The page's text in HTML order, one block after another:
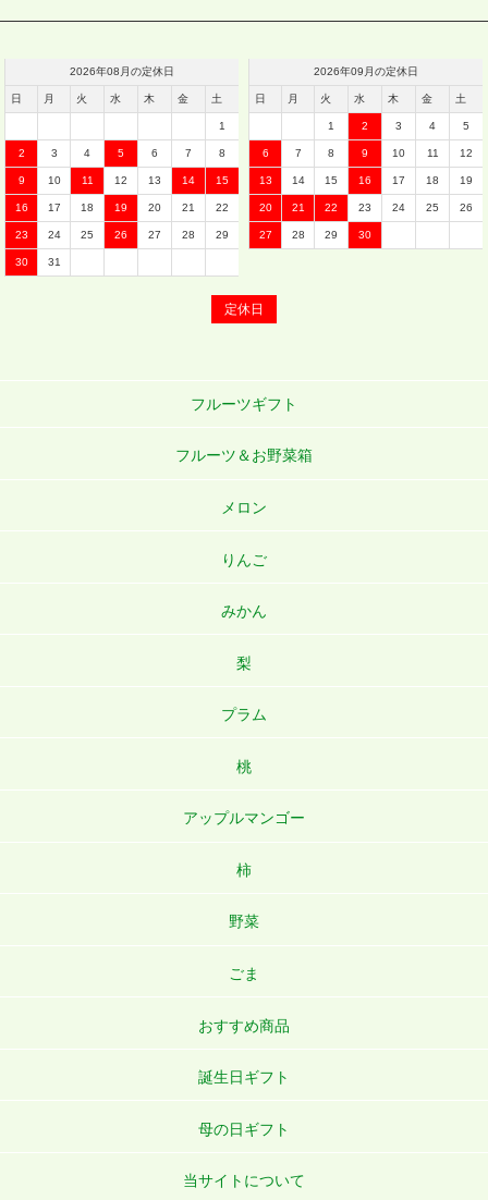
2026年08 月の定休日
日 月 火 水 木 金 土
1
2 3 4 5 6 7 8
9 10 11 12 13 14 15
16 17 18 19 20 21 22
23 24 25 26 27 28 29
30 31
2026年09 月の定休日
日 月 火 水 木 金 土
1 2 3 4 5
6 7 8 9 10 11 12
13 14 15 16 17 18 19
20 21 22 23 24 25 26
27 28 29 30
定休日
フルーツギフト
フルーツ＆お野菜箱
メロン
りんご
みかん
梨
プラム
桃
アップルマンゴー
柿
野菜
ごま
おすすめ商品
誕生日ギフト
母の日ギフト
当サイトについて